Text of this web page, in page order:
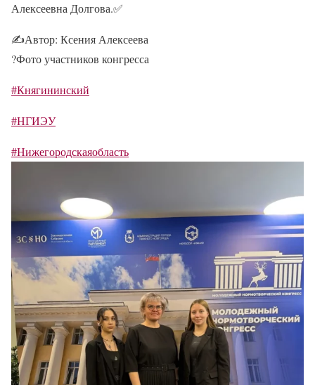
Алексеевна Долгова.✅
✍Автор: Ксения Алексеева
?Фото участников конгресса
#Княгининский
#НГИЭУ
#Нижегородскаяобласть